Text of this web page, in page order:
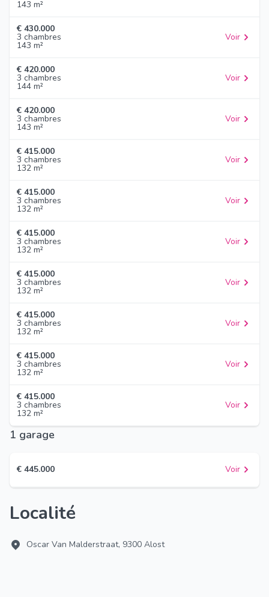
143 m²
€ 430.000
3 chambres
143 m²
Voir
€ 420.000
3 chambres
144 m²
Voir
€ 420.000
3 chambres
143 m²
Voir
€ 415.000
3 chambres
132 m²
Voir
€ 415.000
3 chambres
132 m²
Voir
€ 415.000
3 chambres
132 m²
Voir
€ 415.000
3 chambres
132 m²
Voir
€ 415.000
3 chambres
132 m²
Voir
€ 415.000
3 chambres
132 m²
Voir
€ 415.000
3 chambres
132 m²
Voir
1 garage
€ 445.000 Voir
Localité
Oscar Van Malderstraat, 9300 Alost